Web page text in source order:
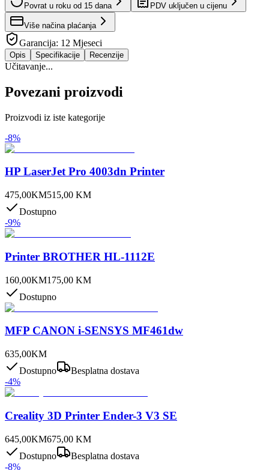
Povrat u roku od 15 dana PDV uključen u cijenu
Više načina plaćanja
Garancija: 12 Mjeseci
Opis Specifikacije Recenzije
Učitavanje...
Povezani proizvodi
Proizvodi iz iste kategorije
-8%
HP LaserJet Pro 4003dn Printer
475,00KM515,00 KM
Dostupno
-9%
Printer BROTHER HL-1112E
160,00KM175,00 KM
Dostupno
MFP CANON i-SENSYS MF461dw
635,00KM
Dostupno
Besplatna dostava
-4%
Creality 3D Printer Ender-3 V3 SE
645,00KM675,00 KM
Dostupno
Besplatna dostava
-8%